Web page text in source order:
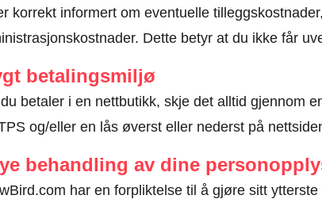
korrekt informert om eventuelle
Dette betyr at du ikke får
betalingsmiljø
betaler i en nettbutikk, skje det alltid gjennom
og/eller en lås øverst eller nederst på
behandling av dine
har en forpliktelse til å gjøre sitt